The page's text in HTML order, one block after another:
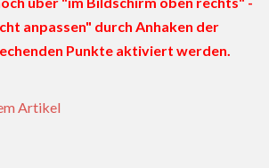
anpassen" durch Anhaken der
Punkte aktiviert werden.
Artikel